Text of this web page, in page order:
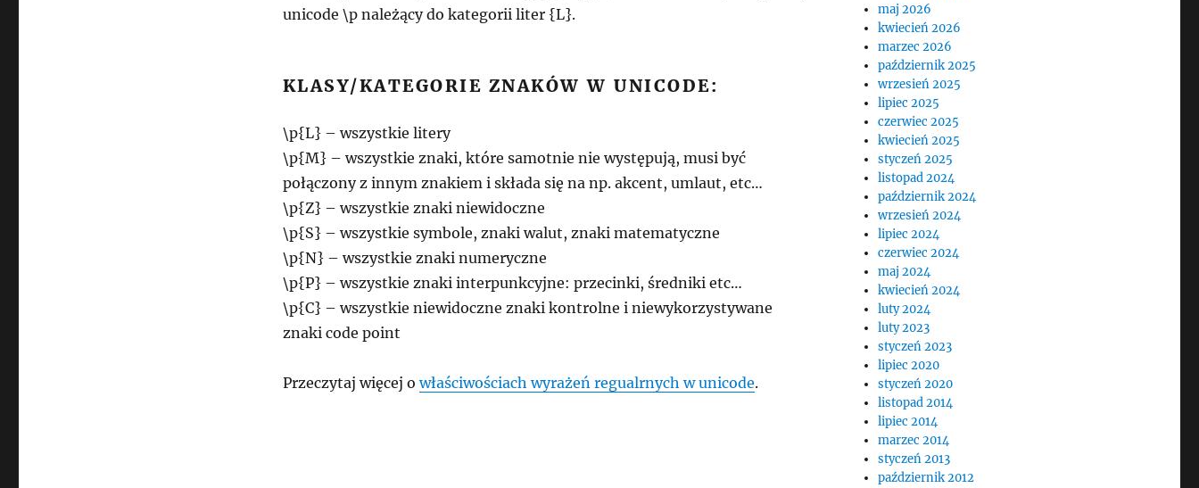
unicode \p należący do kategorii liter {L}.
KLASY/KATEGORIE ZNAKÓW W UNICODE:
\p{L} – wszystkie litery
\p{M} – wszystkie znaki, które samotnie nie występują, musi być
połączony z innym znakiem i składa się na np. akcent, umlaut, etc…
\p{Z} – wszystkie znaki niewidoczne
\p{S} – wszystkie symbole, znaki walut, znaki matematyczne
\p{N} – wszystkie znaki numeryczne
\p{P} – wszystkie znaki interpunkcyjne: przecinki, średniki etc…
\p{C} – wszystkie niewidoczne znaki kontrolne i niewykorzystywane
znaki code point
Przeczytaj więcej owłaściwościach wyrażeń regualrnych w unicode.
maj 2026
kwiecień 2026
marzec 2026
październik 2025
wrzesień 2025
lipiec 2025
czerwiec 2025
kwiecień 2025
styczeń 2025
listopad 2024
październik 2024
wrzesień 2024
lipiec 2024
czerwiec 2024
maj 2024
kwiecień 2024
luty 2024
luty 2023
styczeń 2023
lipiec 2020
styczeń 2020
listopad 2014
lipiec 2014
marzec 2014
styczeń 2013
październik 2012